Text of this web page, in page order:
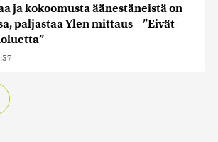
ja kokoomusta äänestäneistä on
paljastaa Ylen mittaus – ”Eivät